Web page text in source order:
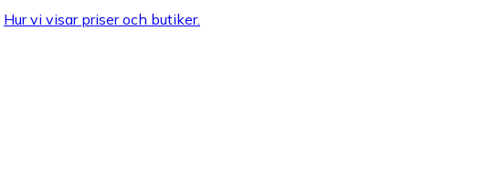
Hur vi visar priser och butiker.